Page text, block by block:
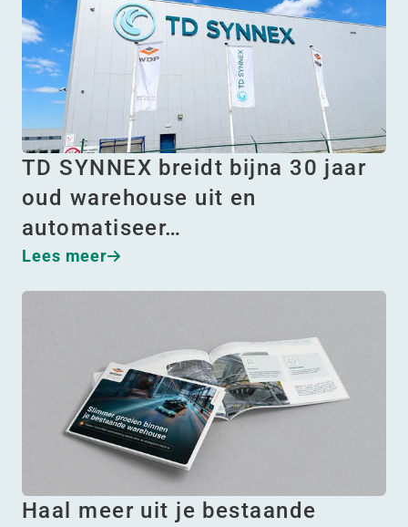
TD SYNNEX breidt bijna 30 jaar
oud warehouse uit en
automatiseer…
Lees meer
Haal meer uit je bestaande